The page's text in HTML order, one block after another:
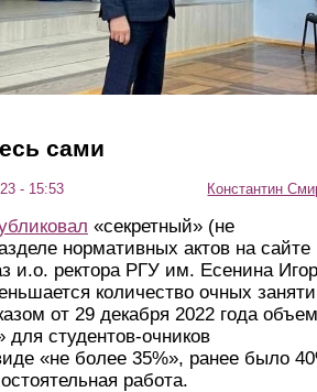
сами
- 15:53 Константин
«секретный» (не
нормативных актов на сайте
и.о. ректора РГУ им. Есенина
количество очных
от 29 декабря 2022 года объем
для студентов-очников
«не более 35%», ранее было
работа.